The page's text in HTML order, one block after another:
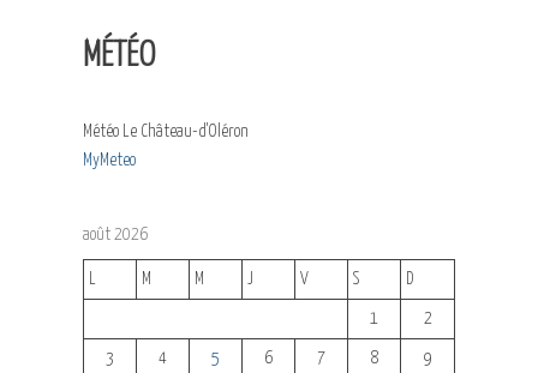
MÉTÉO
Météo Le Château-d'Oléron
MyMeteo
août 2026
M M J V S D
1 2
3 4 5 6 7 8 9